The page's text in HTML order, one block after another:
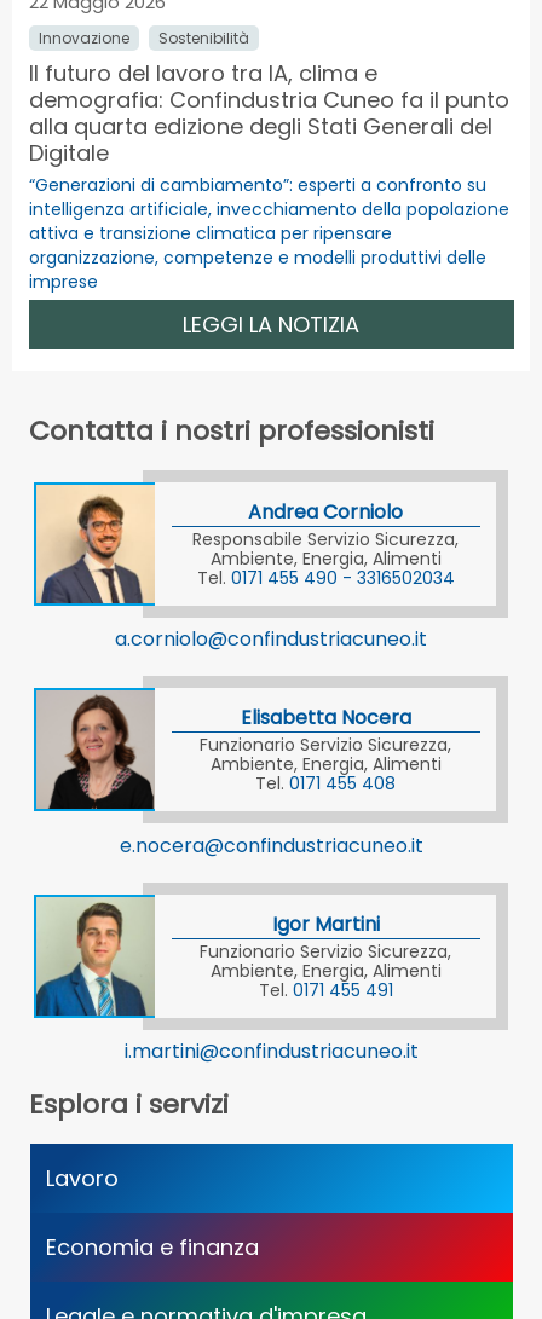
Innovazione Sostenibilità
Il futuro del lavoro tra IA, clima e
demografia: Confindustria Cuneo fa il punto
alla quarta edizione degli Stati Generali del
Digitale
“Generazioni di cambiamento”: esperti a confronto su
intelligenza artificiale, invecchiamento della popolazione
attiva e transizione climatica per ripensare
organizzazione, competenze e modelli produttivi delle
imprese
LEGGI LA NOTIZIA
Contatta i nostri professionisti
Andrea Corniolo
Responsabile Servizio Sicurezza,
Ambiente, Energia, Alimenti
Tel. 0171 455 490 - 3316502034
a.corniolo@confindustriacuneo.it
Elisabetta Nocera
Funzionario Servizio Sicurezza,
Ambiente, Energia, Alimenti
Tel. 0171 455 408
e.nocera@confindustriacuneo.it
Igor Martini
Funzionario Servizio Sicurezza,
Ambiente, Energia, Alimenti
Tel. 0171 455 491
i.martini@confindustriacuneo.it
Esplora i servizi
Lavoro
Economia e finanza